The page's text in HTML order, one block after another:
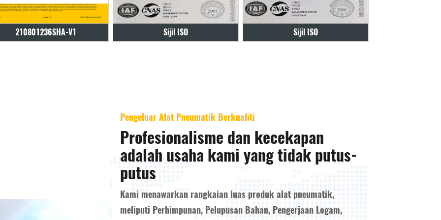
Sijil ISO Sijil ISO Sijil
Pengeluar Alat Pneumatik Berkualiti
Profesionalisme dan kecekapan
adalah usaha kami yang tidak putus-
putus
Kami menawarkan rangkaian luas produk alat pneumatik,
meliputi Perhimpunan, Pelupusan Bahan, Pengerjaan Logam,